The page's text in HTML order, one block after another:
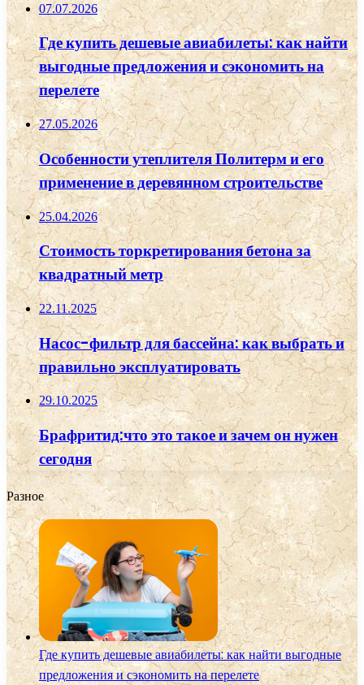
07.07.2026
Где купить дешевые авиабилеты: как найти
выгодные предложения и сэкономить на
перелете
27.05.2026
Особенности утеплителя Политерм и его
применение в деревянном строительстве
25.04.2026
Стоимость торкретирования бетона за
квадратный метр
22.11.2025
Насос-фильтр для бассейна: как выбрать и
правильно эксплуатировать
29.10.2025
Брафритид:что это такое и зачем он нужен
сегодня
Разное
Где купить дешевые авиабилеты: как найти выгодные
предложения и сэкономить на перелете